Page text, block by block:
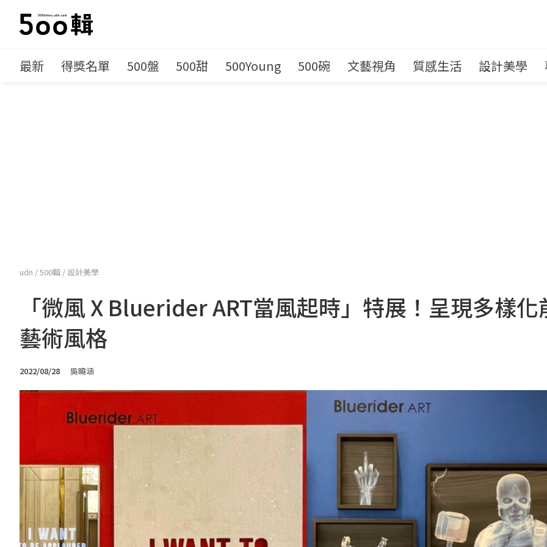
最新 得獎名單 500盤 500甜 500Young 500碗 文藝視角 質感生活 設計美學
udn /500輯 / 設計美學
「微風 X Bluerider ART當風起時」特展！呈現多樣化
藝術風格
2022/08/28 吳曉涵